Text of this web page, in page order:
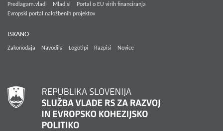
Predlagam.vladi
Mlad.si
Portal o EU virih financiranja
Evropski portal naložbenih projektov
ISKANO
Zakonodaja Navodila Logotipi Razpisi Novice